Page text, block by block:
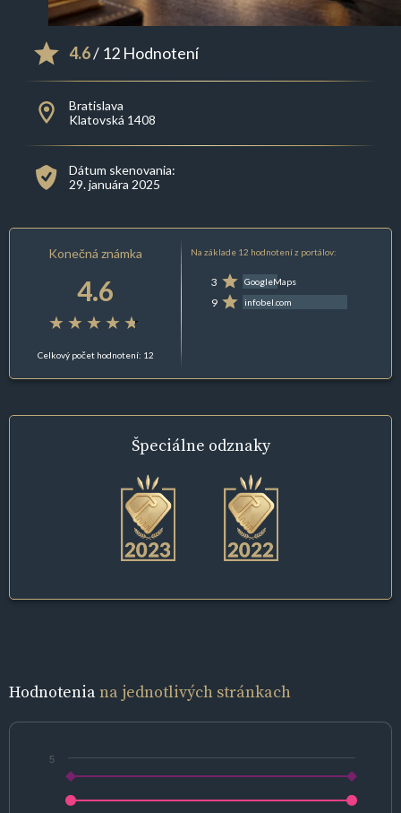
4.6/ 12 Hodnotení
Bratislava
Klatovská 1408
Dátum skenovania:
29. januára 2025
Konečná známka
4.6
Celkový počet hodnotení: 12
Na základe 12 hodnotení z portálov:
3 GoogleMaps
9 infobel.com
Špeciálne odznaky
Hodnoteniana jednotlivých stránkach
5